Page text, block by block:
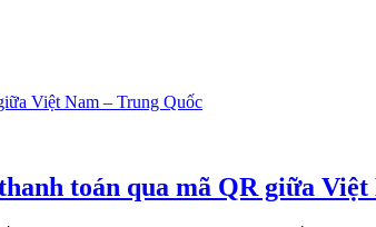
toán qua mã QR giữa Việt